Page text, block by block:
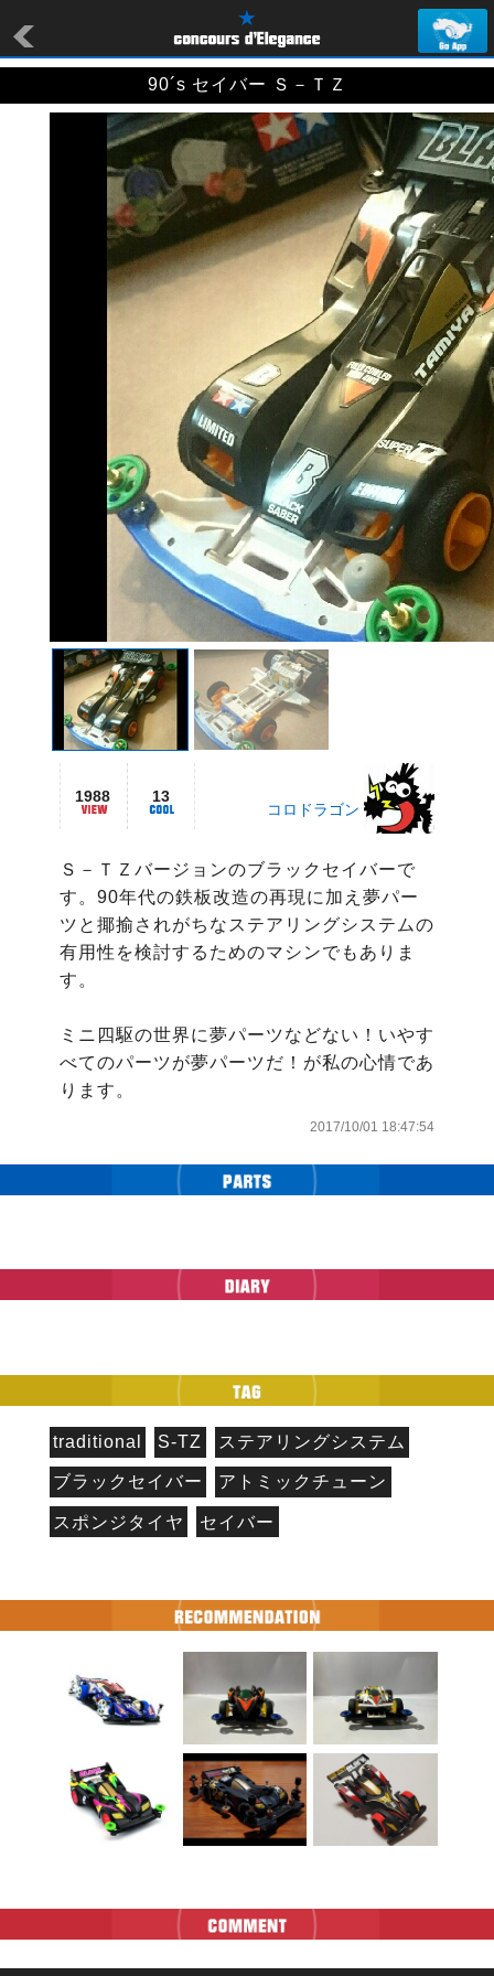
90´s セイバー Ｓ－ＴＺ
1988 13
コロドラゴン
Ｓ－ＴＺバージョンのブラックセイバーで
す。90年代の鉄板改造の再現に加え夢パー
ツと揶揄されがちなステアリングシステムの
有用性を検討するためのマシンでもありま
す。
ミニ四駆の世界に夢パーツなどない！いやす
べてのパーツが夢パーツだ！が私の心情であ
ります。
2017/10/01 18:47:54
traditional S-TZ ステアリングシステム
ブラックセイバー アトミックチューン
スポンジタイヤ セイバー